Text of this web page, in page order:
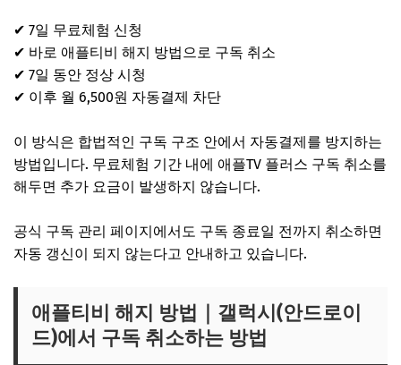
✔ 7일 무료체험 신청
✔ 바로 애플티비 해지 방법으로 구독 취소
✔ 7일 동안 정상 시청
✔ 이후 월 6,500원 자동결제 차단
이 방식은 합법적인 구독 구조 안에서 자동결제를 방지하는
방법입니다. 무료체험 기간 내에 애플TV 플러스 구독 취소를
해두면 추가 요금이 발생하지 않습니다.
공식 구독 관리 페이지에서도 구독 종료일 전까지 취소하면
자동 갱신이 되지 않는다고 안내하고 있습니다.
애플티비 해지 방법｜갤럭시(안드로이
드)에서 구독 취소하는 방법